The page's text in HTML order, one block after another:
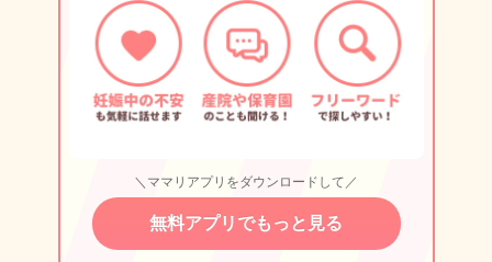
＼ママリアプリをダウンロードして／
無料アプリでもっと見る